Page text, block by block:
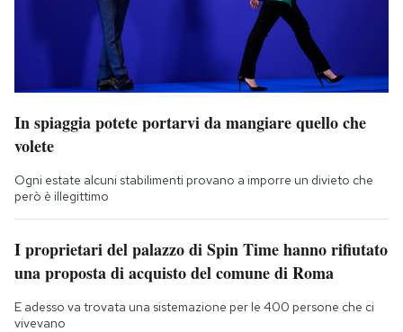
In spiaggia potete portarvi da mangiare quello che
volete
Ogni estate alcuni stabilimenti provano a imporre un divieto che
però è illegittimo
I proprietari del palazzo di Spin Time hanno rifiutato
una proposta di acquisto del comune di Roma
E adesso va trovata una sistemazione per le 400 persone che ci
vivevano